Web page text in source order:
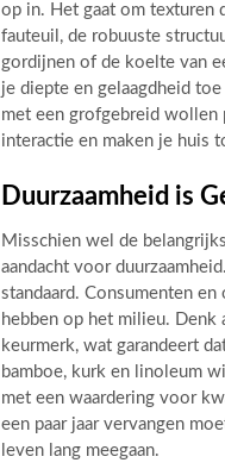
op in. Het gaat om texturen
fauteuil, de robuuste
gordijnen of de koelte van
je diepte en gelaagdheid
met een grofgebreid wollen
interactie en maken je huis
Duurzaamheid is
Misschien wel de
aandacht voor
standaard. Consumenten
hebben op het milieu. Denk
keurmerk, wat garandeert
bamboe, kurk en linoleum
met een waardering voor
een paar jaar vervangen
leven lang meegaan.